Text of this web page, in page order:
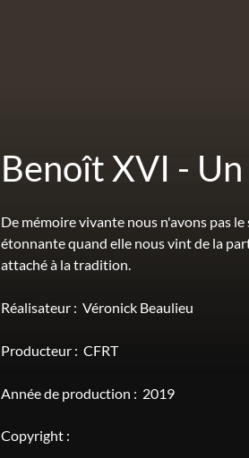
Benoît XVI -
De mémoire vivante nous n'avons pas
étonnante quand elle nous vint de la
attaché à la tradition.
Réalisateur : Véronick Beaulieu
Producteur : CFRT
Année de production : 2019
Copyright :